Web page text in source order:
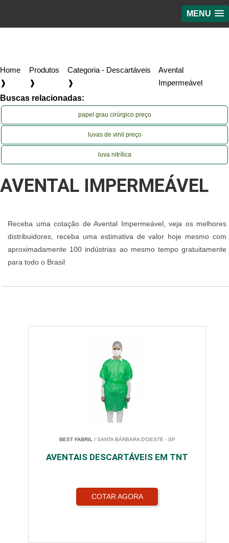
MENU
Home
❱
Produtos
❱
Categoria - Descartáveis
❱
Avental
Impermeável
Buscas relacionadas:
papel grau cirúrgico preço
luvas de vinil preço
luva nitrílica
AVENTAL IMPERMEÁVEL
Receba uma cotação de Avental Impermeável, veja os melhores
distribuidores, receba uma estimativa de valor hoje mesmo com
aproximadamente 100 indústrias ao mesmo tempo gratuitamente
para todo o Brasil
BEST FABRIL / SANTA BÁRBARA D'OESTE - SP
AVENTAIS DESCARTÁVEIS EM TNT
COTAR AGORA